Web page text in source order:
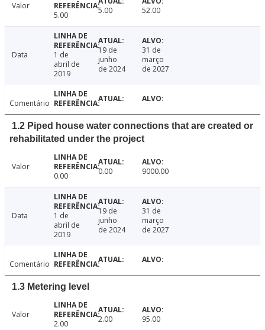
Valor
5.00
5.00 52.00
Data
1 de
abril de
2019
19 de
junho
de 2024
31 de
março
de 2027
Comentário
1.2 Piped house water connections that are created or
rehabilitated under the project
Valor
0.00
0.00 9000.00
Data
1 de
abril de
2019
19 de
junho
de 2024
31 de
março
de 2027
Comentário
1.3 Metering level
Valor
2.00
2.00 95.00